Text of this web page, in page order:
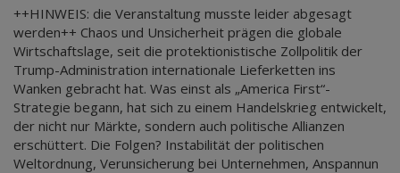
++HINWEIS: die Veranstaltung musste leider abgesagt
werden++ Chaos und Unsicherheit prägen die globale
Wirtschaftslage, seit die protektionistische Zollpolitik der
Trump-Administration internationale Lieferketten ins
Wanken gebracht hat. Was einst als „America First“-
Strategie begann, hat sich zu einem Handelskrieg entwickelt,
der nicht nur Märkte, sondern auch politische Allianzen
erschüttert. Die Folgen? Instabilität der politischen
Weltordnung, Verunsicherung bei Unternehmen, Anspannun